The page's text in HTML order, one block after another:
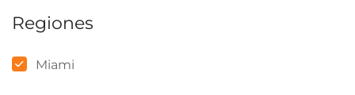
Regiones
Miami